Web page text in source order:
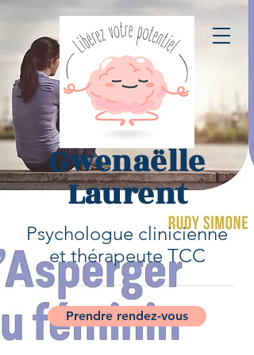
Gwenaëlle
Laurent
Psychologue clinicienne
et thérapeute TCC
Prendre rendez-vous